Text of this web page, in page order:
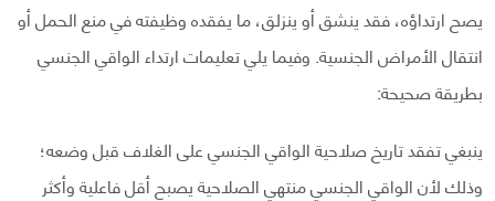
يصح ارتداؤه، فقد ينشق أو ينزلق، ما يفقده وظيفته في منع الحمل أو
انتقال الأمراض الجنسية. وفيما يلي تعليمات ارتداء الواقي الجنسي
بطريقة صحيحة:
ينبغي تفقد تاريخ صلاحية الواقي الجنسي على الغلاف قبل وضعه؛
وذلك لأن الواقي الجنسي منتهي الصلاحية يصبح أقل فاعلية وأكثر